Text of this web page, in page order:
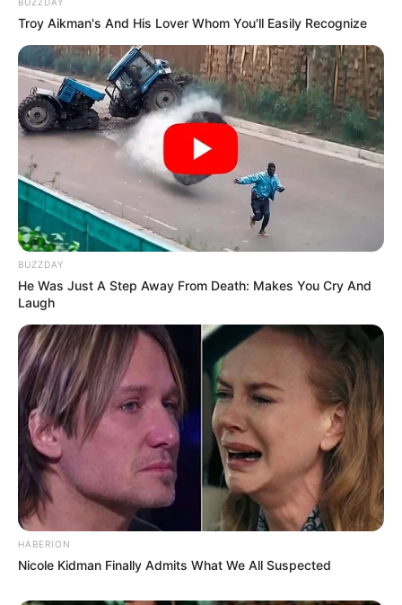
BUZZDAY
Troy Aikman's And His Lover Whom You'll Easily Recognize
BUZZDAY
He Was Just A Step Away From Death: Makes You Cry And
Laugh
HABERION
Nicole Kidman Finally Admits What We All Suspected